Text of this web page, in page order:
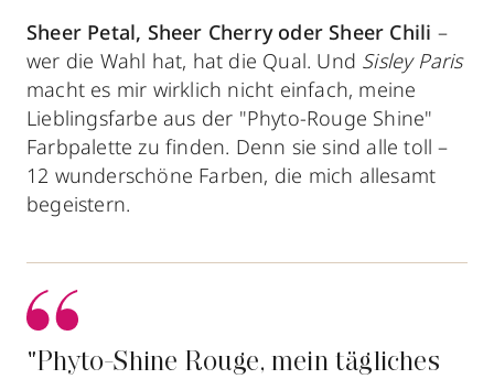
Sheer Petal, Sheer Cherry oder Sheer Chili –
wer die Wahl hat, hat die Qual. Und Sisley Paris
macht es mir wirklich nicht einfach, meine
Lieblingsfarbe aus der "Phyto-Rouge Shine"
Farbpalette zu finden. Denn sie sind alle toll –
12 wunderschöne Farben, die mich allesamt
begeistern.
"Phyto-Shine Rouge, mein tägliches